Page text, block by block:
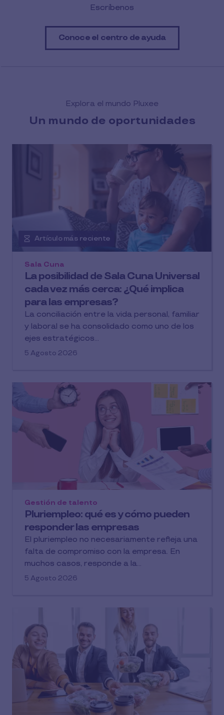
Escríbenos
Conoce el centro de ayuda
Explora el mundo Pluxee
Un mundo de oportunidades
Artículo más reciente
La posibilidad de Sala Cuna Universal
cada vez más cerca: ¿Qué implica
para las empresas?
Sala Cuna
La conciliación entre la vida personal, familiar
y laboral se ha consolidado como uno de los
ejes estratégicos...
5 Agosto 2026
Pluriempleo: qué es y cómo pueden
responder las empresas
Gestión de talento
El pluriempleo no necesariamente refleja una
falta de compromiso con la empresa. En
muchos casos, responde a la...
5 Agosto 2026